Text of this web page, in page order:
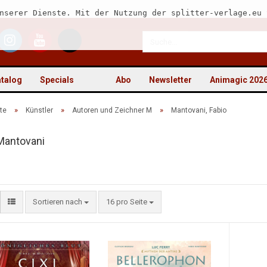
Dienste. Mit der Nutzung der splitter-
Specials Animagic
Newsletter
Abo
» Künstler » Autoren und Zeichner M » Mantovani, Fabio
Sortieren nach 16 pro Seite